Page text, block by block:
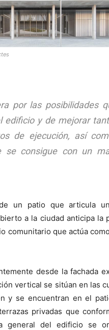
por las posibilidades
edificio y de mejorar
de ejecución, así
se consigue con un
un patio que articula
a la ciudad anticipa
comunitario que actúa
desde la fachada
vertical se sitúan en las
y se encuentran en el
privadas que
general del edificio se